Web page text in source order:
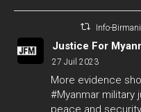
Info-
Justice For
27 Juil 2023
More evidence
#Myanmar military
peace and